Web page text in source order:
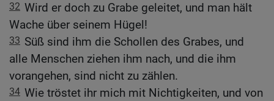
32 Wird er doch zu Grabe geleitet, und man hält
Wache über seinem Hügel!
33 Süß sind ihm die Schollen des Grabes, und
alle Menschen ziehen ihm nach, und die ihm
vorangehen, sind nicht zu zählen.
34 Wie tröstet ihr mich mit Nichtigkeiten, und von